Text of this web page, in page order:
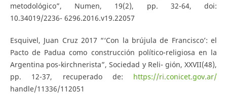
metodológico”, Numen, 19(2), pp. 32-64, doi:
10.34019/2236- 6296.2016.v19.22057
Esquivel, Juan Cruz 2017 “‘Con la brújula de Francisco’: el
Pacto de Padua como construcción político-religiosa en la
Argentina pos-kirchnerista”, Sociedad y Reli- gión, XXVII(48),
pp. 12-37, recuperado de: https://ri.conicet.gov.ar/
handle/11336/112051